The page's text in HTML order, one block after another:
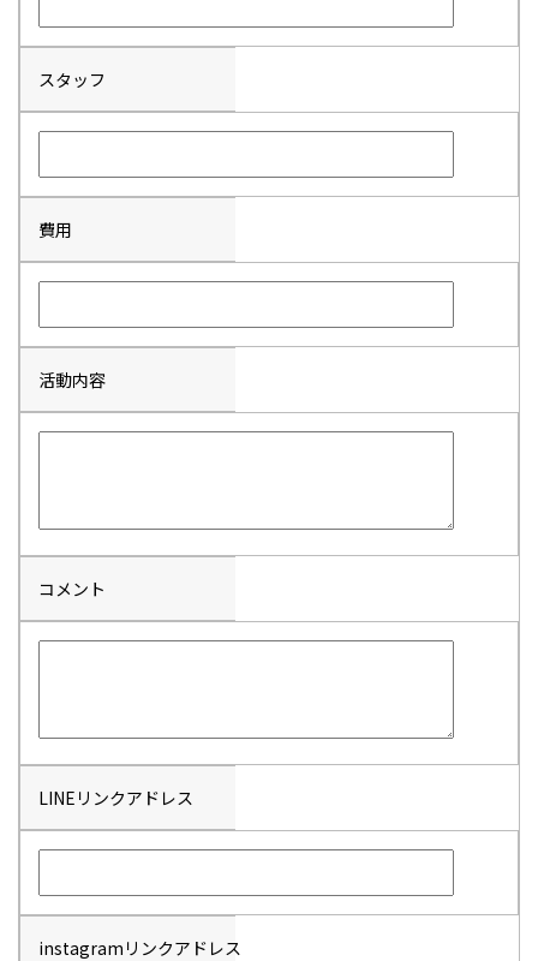
スタッフ
費用
活動内容
コメント
LINEリンクアドレス
instagramリンクアドレス